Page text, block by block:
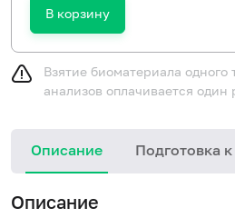
В корзину
Взятие биоматериала одного
анализов оплачивается один
Описание Подготовка
Описание